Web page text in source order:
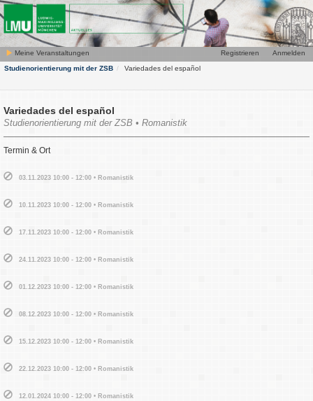
Meine Veranstaltungen Anmelden
Registrieren
Studienorientierung mit der ZSB
Variedades del español
Variedades del español
Studienorientierung mit der ZSB • Romanistik
Termin & Ort
03.11.2023 10:00 - 12:00 • Romanistik
10.11.2023 10:00 - 12:00 • Romanistik
17.11.2023 10:00 - 12:00 • Romanistik
24.11.2023 10:00 - 12:00 • Romanistik
01.12.2023 10:00 - 12:00 • Romanistik
08.12.2023 10:00 - 12:00 • Romanistik
15.12.2023 10:00 - 12:00 • Romanistik
22.12.2023 10:00 - 12:00 • Romanistik
12.01.2024 10:00 - 12:00 • Romanistik